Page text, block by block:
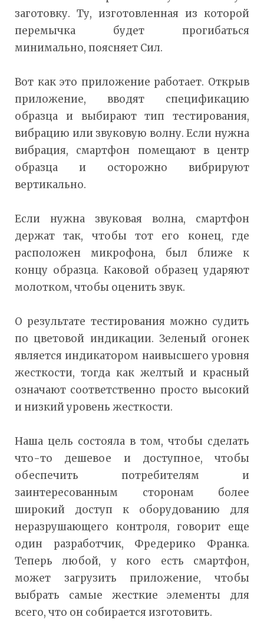
заготовку. Ту, изготовленная из которой
перемычка будет прогибаться
минимально, поясняет Сил.
Вот как это приложение работает. Открыв
приложение, вводят спецификацию
образца и выбирают тип тестирования,
вибрацию или звуковую волну. Если нужна
вибрация, смартфон помещают в центр
образца и осторожно вибрируют
вертикально.
Если нужна звуковая волна, смартфон
держат так, чтобы тот его конец, где
расположен микрофона, был ближе к
концу образца. Каковой образец ударяют
молотком, чтобы оценить звук.
О результате тестирования можно судить
по цветовой индикации. Зеленый огонек
является индикатором наивысшего уровня
жесткости, тогда как желтый и красный
означают соответственно просто высокий
и низкий уровень жесткости.
Наша цель состояла в том, чтобы сделать
что-то дешевое и доступное, чтобы
обеспечить потребителям и
заинтересованным сторонам более
широкий доступ к оборудованию для
неразрушающего контроля, говорит еще
один разработчик, Фредерико Франка.
Теперь любой, у кого есть смартфон,
может загрузить приложение, чтобы
выбрать самые жесткие элементы для
всего, что он собирается изготовить.